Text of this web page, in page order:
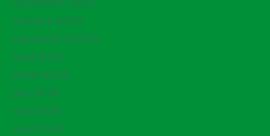
novembre 2025
octobre 2025
septembre 2025
août 2025
juillet 2025
juin 2025
mai 2025
avril 2025